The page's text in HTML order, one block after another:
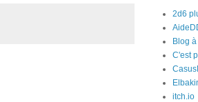
2d6
Blog
C'est
itch.io